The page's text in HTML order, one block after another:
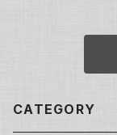
CATEGORY